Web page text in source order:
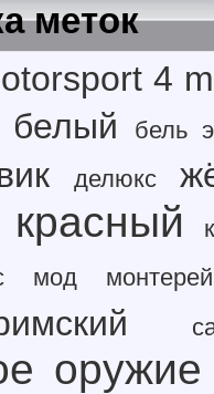
меток
4
белый бель
делюкс
красный
мод монтерей
оружие